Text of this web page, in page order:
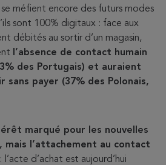
méfient encore des futurs modes
sont 100% digitaux : face aux
débités au sortir d’un magasin,
l’absence de contact humain
des Portugais) et auraient
sans payer (37% des Polonais,
marqué pour les nouvelles
mais l’attachement au contact
: l’acte d’achat est aujourd’hui